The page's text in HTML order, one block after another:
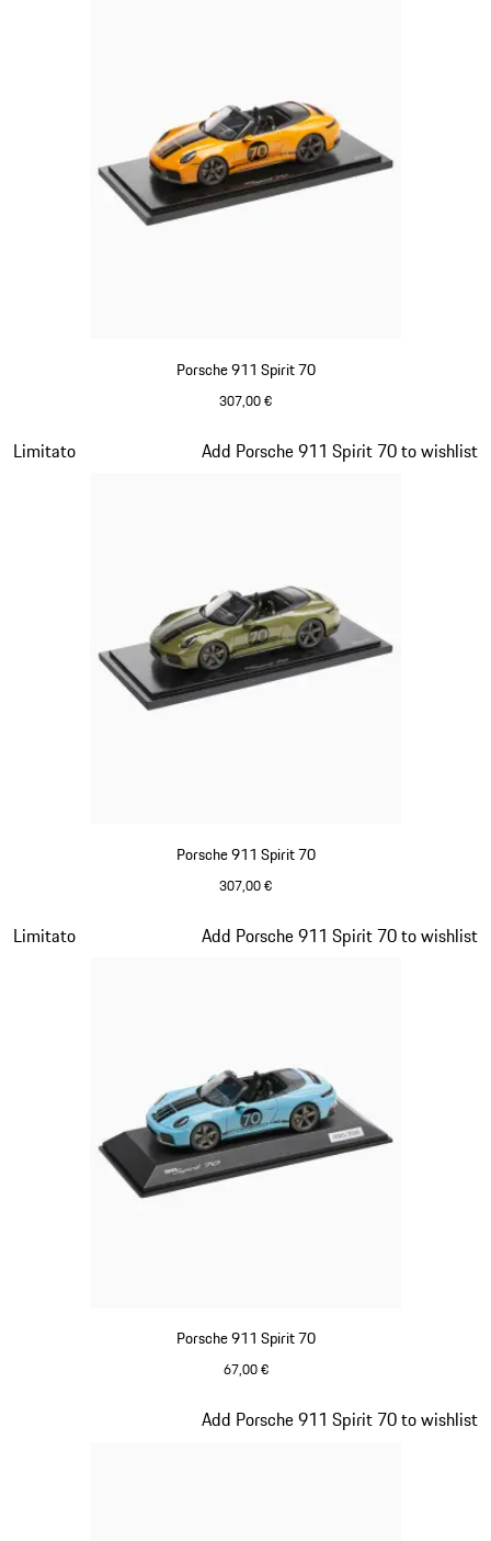
Porsche 911 Spirit 70
307,00 €
Porsche 911 Spirit 70
307,00 €
Limitato Add Porsche 911 Spirit 70 to wishlist
Diapositiva 14 di 20
Porsche 911 Spirit 70
67,00 €
Limitato Add Porsche 911 Spirit 70 to wishlist
Diapositiva 15 di 20
Add Porsche 911 Spirit 70 to wishlist